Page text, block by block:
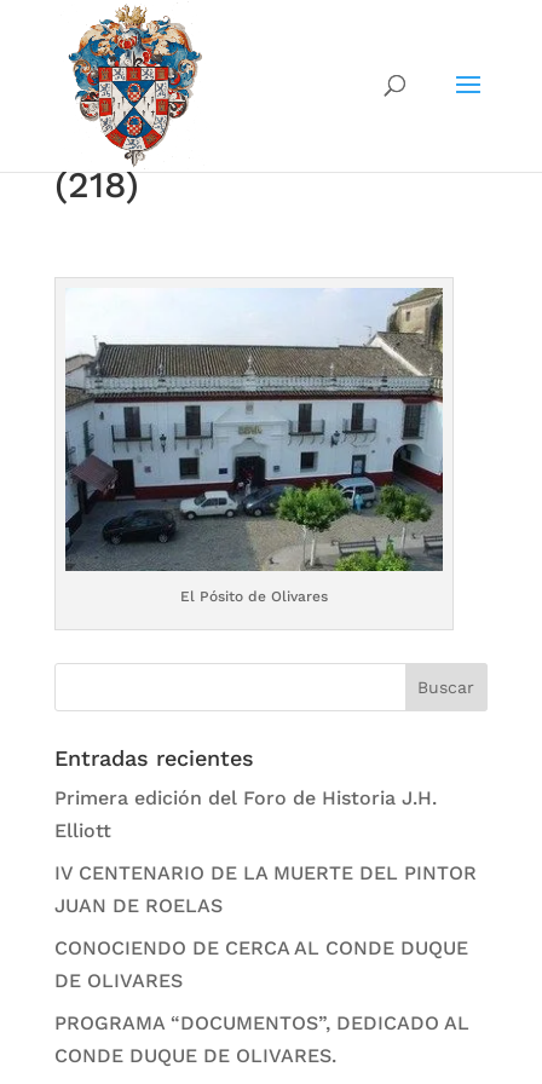
(218)
El Pósito de Olivares
Entradas recientes
Primera edición del Foro de Historia J.H.
Elliott
IV CENTENARIO DE LA MUERTE DEL PINTOR
JUAN DE ROELAS
CONOCIENDO DE CERCA AL CONDE DUQUE
DE OLIVARES
PROGRAMA “DOCUMENTOS”, DEDICADO AL
CONDE DUQUE DE OLIVARES.